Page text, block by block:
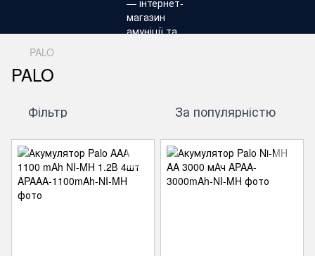
PALO
PALO
Фільтр За популярністю